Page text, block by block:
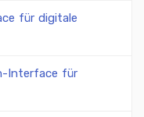
für digitale
Interface für